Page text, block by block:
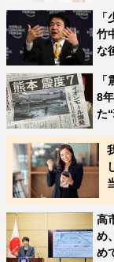
竹
な
8
た
高
め
め